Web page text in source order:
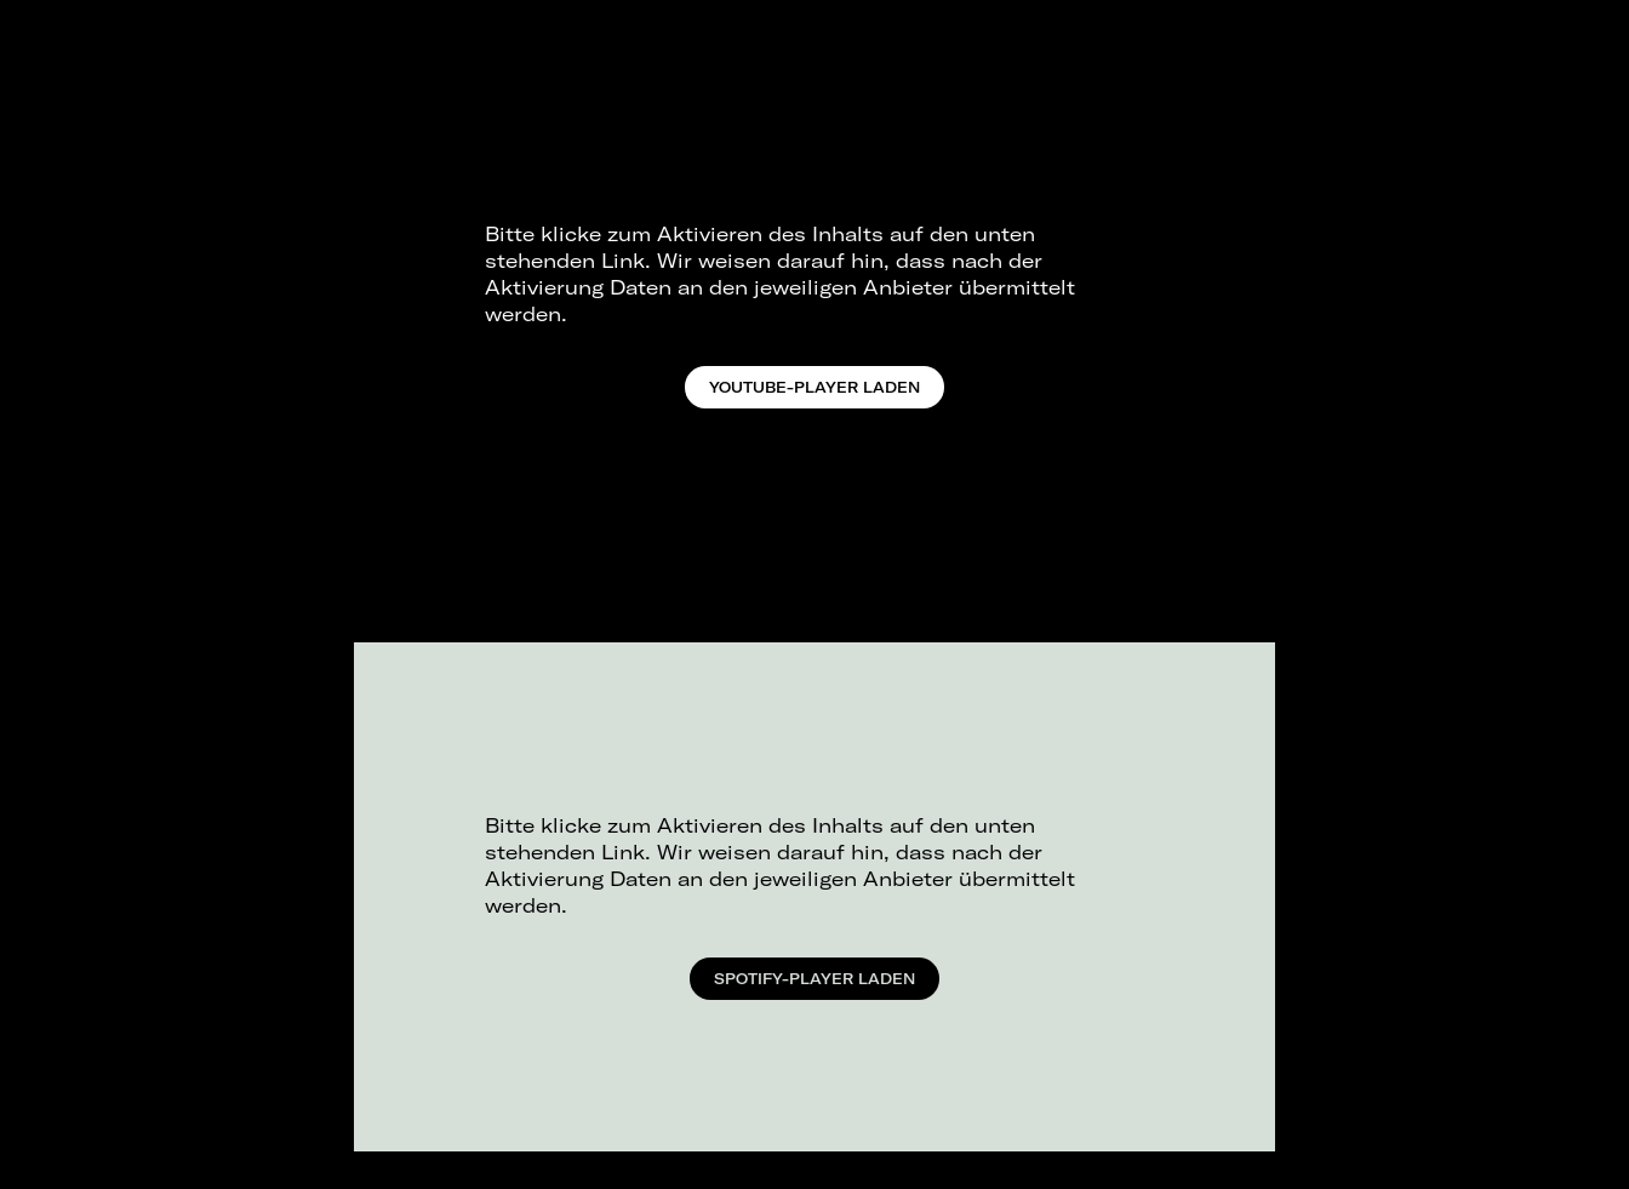
Bitte klicke zum Aktivieren des Inhalts auf den unten
stehenden Link. Wir weisen darauf hin, dass nach der
Aktivierung Daten an den jeweiligen Anbieter übermittelt
werden.
YOUTUBE-PLAYER LADEN
Bitte klicke zum Aktivieren des Inhalts auf den unten
stehenden Link. Wir weisen darauf hin, dass nach der
Aktivierung Daten an den jeweiligen Anbieter übermittelt
werden.
SPOTIFY-PLAYER LADEN